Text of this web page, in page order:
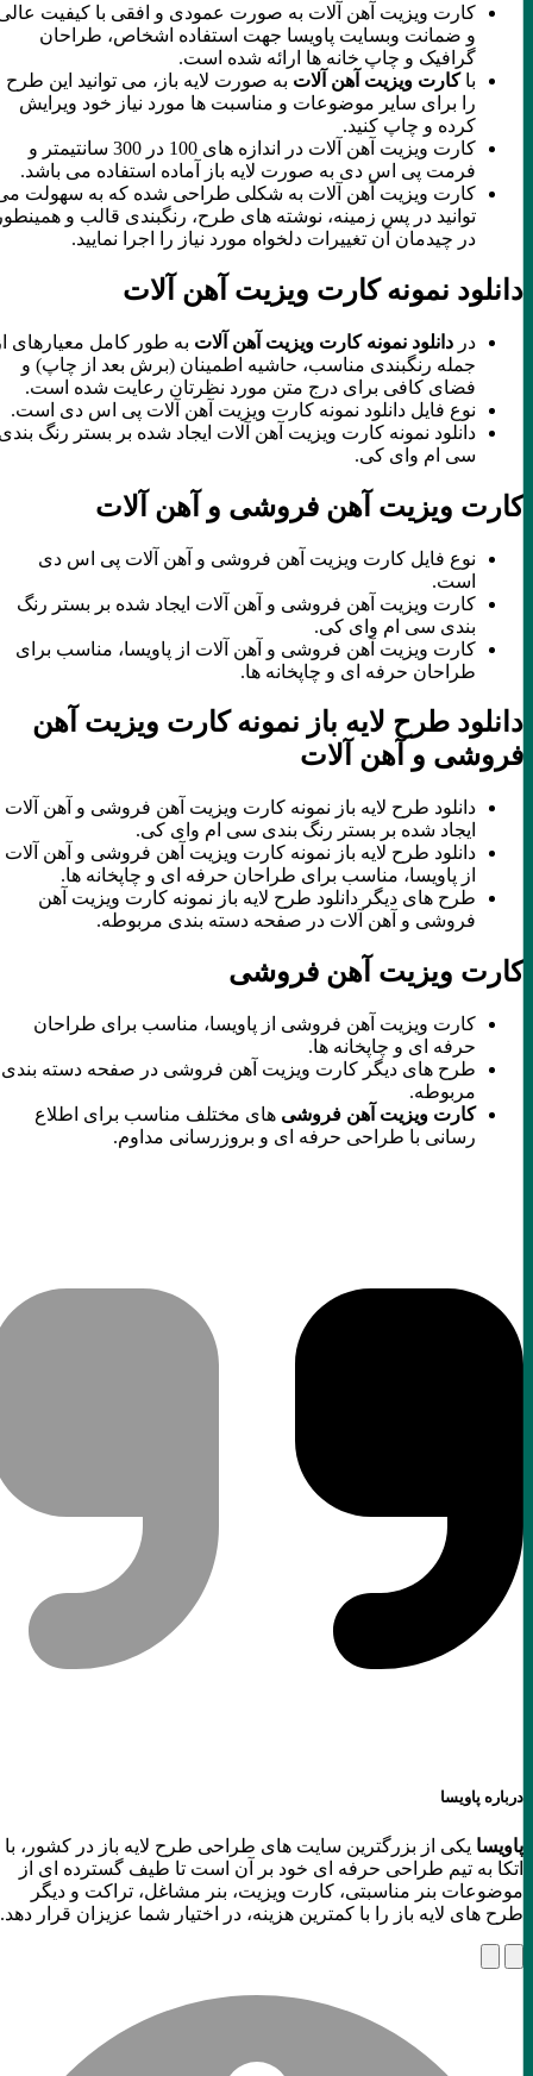
کارت ویزیت آهن آلات به صورت عمودی و افقی با کیفیت عالی
و ضمانت وبسایت پاویسا جهت استفاده اشخاص، طراحان
گرافیک و چاپ خانه ها ارائه شده است.
باکارت ویزیت آهن آلاتبه صورت لایه باز، می توانید این طرح
را برای سایر موضوعات و مناسبت ها مورد نیاز خود ویرایش
کرده و چاپ کنید.
کارت ویزیت آهن آلات در اندازه های 100 در 300 سانتیمتر و
فرمت پی اس دی به صورت لایه باز آماده استفاده می باشد.
کارت ویزیت آهن آلات به شکلی طراحی شده که به سهولت می
توانید در پس زمینه، نوشته های طرح، رنگبندی قالب و همینطور
در چیدمان آن تغییرات دلخواه مورد نیاز را اجرا نمایید.
دانلود نمونه کارت ویزیت آهن آلات
در دانلود نمونه کارت ویزیت آهن آلاتبه طور کامل معیارهای از
جمله رنگبندی مناسب، حاشیه اطمینان (برش بعد از چاپ) و
فضای کافی برای درج متن مورد نظرتان رعایت شده است.
نوع فایل دانلود نمونه کارت ویزیت آهن آلات پی اس دی است.
دانلود نمونه کارت ویزیت آهن آلات ایجاد شده بر بستر رنگ بندی
سی ام وای کی.
کارت ویزیت آهن فروشی و آهن آلات
نوع فایل کارت ویزیت آهن فروشی و آهن آلات پی اس دی
است.
کارت ویزیت آهن فروشی و آهن آلات ایجاد شده بر بستر رنگ
بندی سی ام وای کی.
کارت ویزیت آهن فروشی و آهن آلات از پاویسا، مناسب برای
طراحان حرفه ای و چاپخانه ها.
دانلود طرح لایه باز نمونه کارت ویزیت آهن
فروشی و آهن آلات
دانلود طرح لایه باز نمونه کارت ویزیت آهن فروشی و آهن آلات
ایجاد شده بر بستر رنگ بندی سی ام وای کی.
دانلود طرح لایه باز نمونه کارت ویزیت آهن فروشی و آهن آلات
از پاویسا، مناسب برای طراحان حرفه ای و چاپخانه ها.
طرح های دیگر دانلود طرح لایه باز نمونه کارت ویزیت آهن
فروشی و آهن آلات در صفحه دسته بندی مربوطه.
کارت ویزیت آهن فروشی
کارت ویزیت آهن فروشی از پاویسا، مناسب برای طراحان
حرفه ای و چاپخانه ها.
طرح های دیگر کارت ویزیت آهن فروشی در صفحه دسته بندی
مربوطه.
کارت ویزیت آهن فروشی های مختلف مناسب برای اطلاع
رسانی با طراحی حرفه ای و بروزرسانی مداوم.
درباره پاویسا
پاویسایکی از بزرگترین سایت های طراحی طرح لایه باز در کشور، با
اتکا به تیم طراحی حرفه ای خود بر آن است تا طیف گسترده ای از
موضوعات بنر مناسبتی، کارت ویزیت، بنر مشاغل، تراکت و دیگر
طرح های لایه باز را با کمترین هزینه، در اختیار شما عزیزان قرار دهد.